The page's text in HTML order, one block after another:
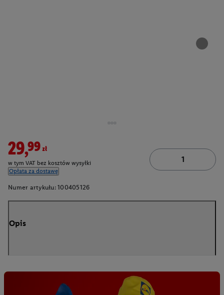
29,99zł
w tym VAT bez kosztów wysyłki
Opłata za dostawę
Numer artykułu: 100405126
Opis